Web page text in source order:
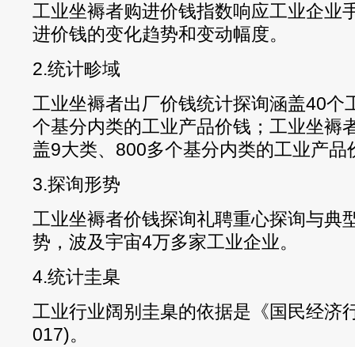
工业坐褥者购进价钱指数响应工业企业
进价钱的变化趋势和变动幅度。
2.统计畛域
工业坐褥者出厂价钱统计探询涵盖40个
个基分内类的工业产品价钱；工业坐褥
盖9大类、800多个基分内类的工业产品
3.探询形势
工业坐褥者价钱探询礼聘重心探询与典
势，波及宇宙4万多家工业企业。
4.统计圭臬
工业行业阔别圭臬的依据是《国民经济
017)。